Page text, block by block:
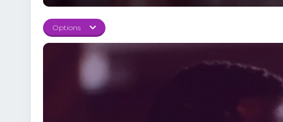
campioni și rivali cu
închisorii.
emoțională. De la prim-
spectatorului. 🚀 Call-
lupte.💬 Descoperă
strategie și
pentru iubitorii de
Options